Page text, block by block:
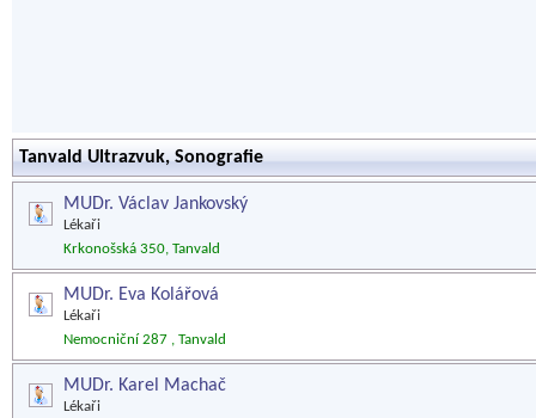
Tanvald Ultrazvuk, Sonografie
MUDr. Václav Jankovský
Lékaři
Krkonošská 350, Tanvald
MUDr. Eva Kolářová
Lékaři
Nemocniční 287 , Tanvald
MUDr. Karel Machač
Lékaři